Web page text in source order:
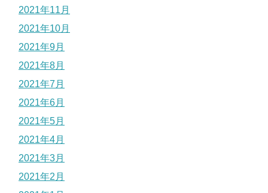
2021年11月
2021年10月
2021年9月
2021年8月
2021年7月
2021年6月
2021年5月
2021年4月
2021年3月
2021年2月